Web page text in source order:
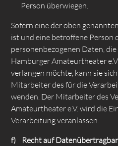
Person überwiegen.
Sofern eine der oben
ist und eine betroffene Person
personenbezogenen Daten,
Hamburger Amateurtheater
verlangen möchte, kann sie
Mitarbeiter des für die
wenden. Der Mitarbeiter des
Amateurtheater e.V. wird die
Verarbeitung veranlassen.
f) Recht auf